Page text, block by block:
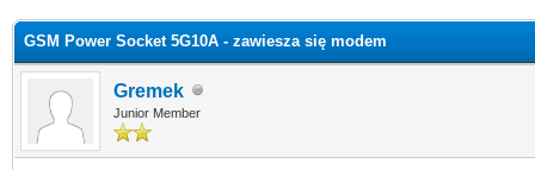
GSM Power Socket 5G10A - zawiesza się modem
Gremek
Junior Member